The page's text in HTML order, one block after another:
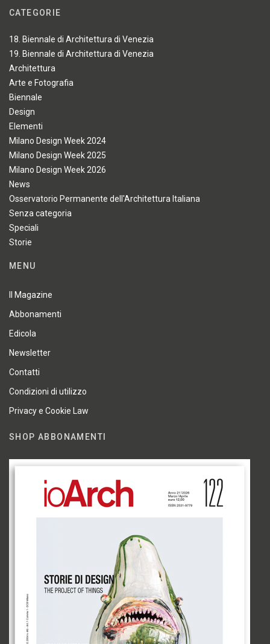
CATEGORIE
18. Biennale di Architettura di Venezia
19. Biennale di Architettura di Venezia
Architettura
Arte e Fotografia
Biennale
Design
Elementi
Milano Design Week 2024
Milano Design Week 2025
Milano Design Week 2026
News
Osservatorio Permanente dell'Architettura Italiana
Senza categoria
Speciali
Storie
MENU
Il Magazine
Abbonamenti
Edicola
Newsletter
Contatti
Condizioni di utilizzo
Privacy e Cookie Law
SHOP ABBONAMENTI